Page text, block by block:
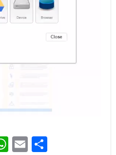
WhatsApp
Email